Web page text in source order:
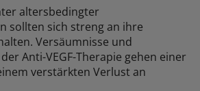
altersbedingter
sollten sich streng an ihre
Versäumnisse und
Anti-VEGF-Therapie gehen einer
verstärkten Verlust an